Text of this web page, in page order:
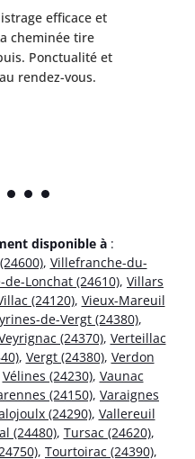
efficace et
cheminée tire
Ponctualité et
rendez-vous.
disponible à :
, Villefranche-du-
Lonchat (24610), Villars
(24120), Vieux-Mareuil
de-Vergt (24380),
(24370), Verteillac
, Vergt (24380), Verdon
Vélines (24230), Vaunac
(24150), Varaignes
(24290), Vallereuil
(24480), Tursac (24620),
, Tourtoirac (24390),